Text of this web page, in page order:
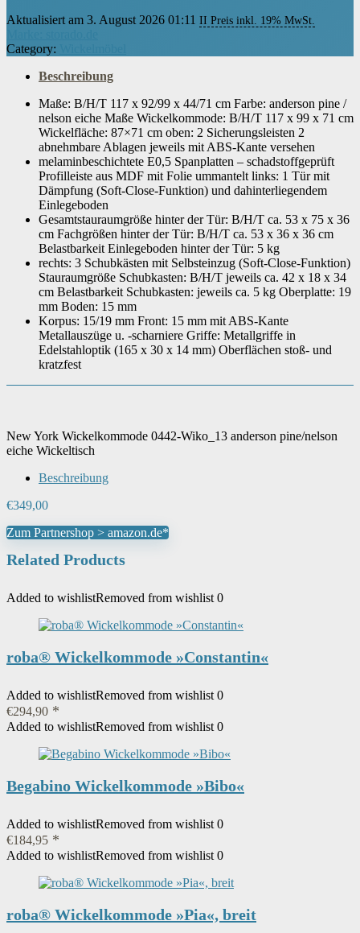
Aktualisiert am 3. August 2026 01:11 II Preis inkl. 19% MwSt.
Category:
Beschreibung
Maße: B/H/T 117 x 92/99 x 44/71 cm Farbe: anderson pine /
nelson eiche Maße Wickelkommode: B/H/T 117 x 99 x 71 cm
Wickelfläche: 87×71 cm oben: 2 Sicherungsleisten 2
abnehmbare Ablagen jeweils mit ABS-Kante versehen
melaminbeschichtete E0,5 Spanplatten – schadstoffgeprüft
Profilleiste aus MDF mit Folie ummantelt links: 1 Tür mit
Dämpfung (Soft-Close-Funktion) und dahinterliegendem
Einlegeboden
Gesamtstauraumgröße hinter der Tür: B/H/T ca. 53 x 75 x 36
cm Fachgrößen hinter der Tür: B/H/T ca. 53 x 36 x 36 cm
Belastbarkeit Einlegeboden hinter der Tür: 5 kg
rechts: 3 Schubkästen mit Selbsteinzug (Soft-Close-Funktion)
Stauraumgröße Schubkasten: B/H/T jeweils ca. 42 x 18 x 34
cm Belastbarkeit Schubkasten: jeweils ca. 5 kg Oberplatte: 19
mm Boden: 15 mm
Korpus: 15/19 mm Front: 15 mm mit ABS-Kante
Metallauszüge u. -scharniere Griffe: Metallgriffe in
Edelstahloptik (165 x 30 x 14 mm) Oberflächen stoß- und
kratzfest
New York Wickelkommode 0442-Wiko_13 anderson pine/nelson
eiche Wickeltisch
Beschreibung
€349,00
Zum Partnershop > amazon.de*
Related Products
Added to wishlistRemoved from wishlist 0
roba® Wickelkommode »Constantin«
Added to wishlistRemoved from wishlist 0
€294,90
Added to wishlistRemoved from wishlist 0
Begabino Wickelkommode »Bibo«
Added to wishlistRemoved from wishlist 0
€184,95
Added to wishlistRemoved from wishlist 0
roba® Wickelkommode »Pia«, breit